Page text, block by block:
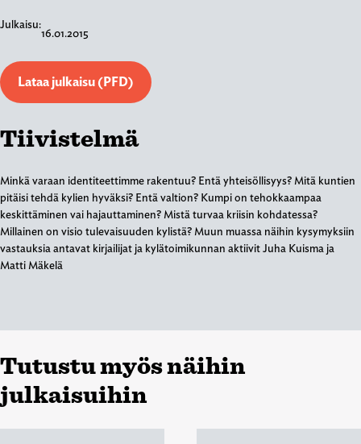
Julkaisu:
16.01.2015
Lataa julkaisu (PFD)
Tiivistelmä
Minkä varaan identiteettimme rakentuu? Entä yhteisöllisyys? Mitä kuntien
pitäisi tehdä kylien hyväksi? Entä valtion? Kumpi on tehokkaampaa
keskittäminen vai hajauttaminen? Mistä turvaa kriisin kohdatessa?
Millainen on visio tulevaisuuden kylistä? Muun muassa näihin kysymyksiin
vastauksia antavat kirjailijat ja kylätoimikunnan aktiivit Juha Kuisma ja
Matti Mäkelä
Tutustu myös näihin
julkaisuihin